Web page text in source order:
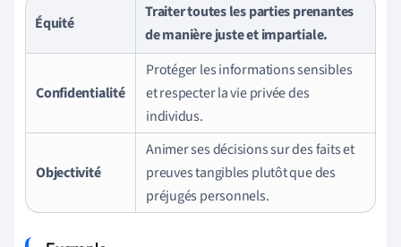
Équité
Traiter toutes les parties prenantes
de manière juste et impartiale.
Confidentialité
Protéger les informations sensibles
et respecter la vie privée des
individus.
Objectivité
Animer ses décisions sur des faits et
preuves tangibles plutôt que des
préjugés personnels.